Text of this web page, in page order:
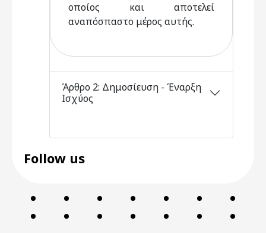
οποίος και αποτελεί
αναπόσπαστο μέρος αυτής.
Άρθρο 2: Δημοσίευση - Έναρξη
Ισχύος
Follow us